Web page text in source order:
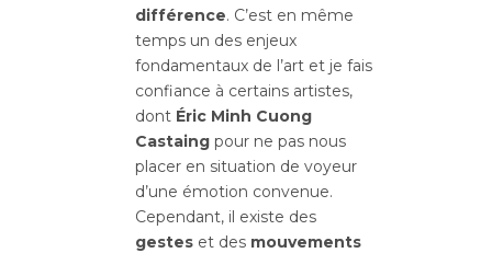
différence. C’est en même
temps un des enjeux
fondamentaux de l’art et je fais
confiance à certains artistes,
dont Éric Minh Cuong
Castaing pour ne pas nous
placer en situation de voyeur
d’une émotion convenue.
Cependant, il existe des
gestes et des mouvements